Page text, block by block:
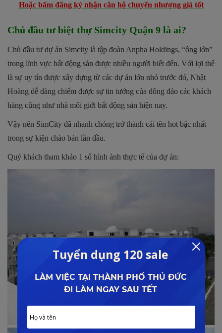
Hoặc bấm đăng ký nhận căn hộ chuyển nhượng giá tốt
Chủ đầu tư biệt thự Simcity Quận 9 là ai?
Chủ đầu tư dự án Simcity là tập đoàn Anpha Holdings, “ông lớn”
trong lĩnh vực bất động sản được nhiều người biết đến. Với lợi thế
là sự uy tín được xây dựng từ các dự án lớn nhỏ trước đó, Nhật
Hoàng dễ dàng chiếm được sự tin tưởng của đông đảo các khách
hàng cũng như nhà môi giới bất động sản hiện nay.
Vậy nên SimCity đã nhanh chóng trở thành cái tên hot bậc nhất
trong sự kiện chào bán lần đầu.
Quý khách tham khảo 1 số hình ảnh thực tế của dự án: